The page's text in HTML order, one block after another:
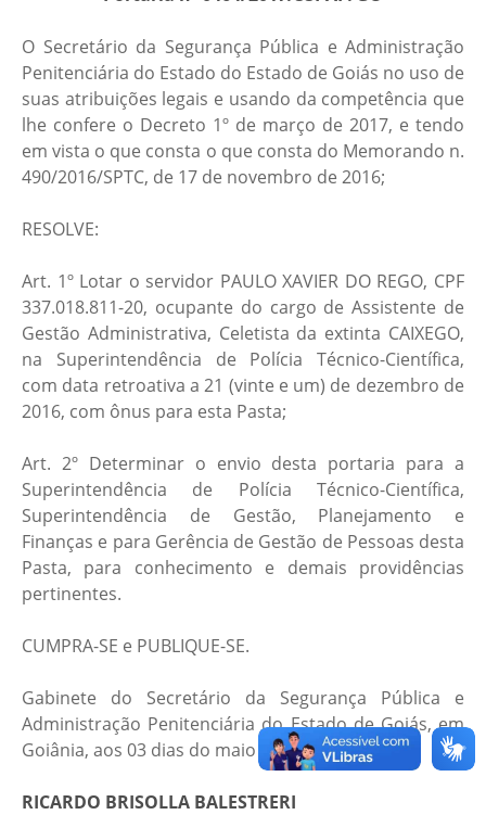
O Secretário da Segurança Pública e Administração
Penitenciária do Estado do Estado de Goiás no uso de
suas atribuições legais e usando da competência que
lhe confere o Decreto 1º de março de 2017, e tendo
em vista o que consta o que consta do Memorando n.
490/2016/SPTC, de 17 de novembro de 2016;
RESOLVE:
Art. 1º Lotar o servidor PAULO XAVIER DO REGO, CPF
337.018.811-20, ocupante do cargo de Assistente de
Gestão Administrativa, Celetista da extinta CAIXEGO,
na Superintendência de Polícia Técnico-Científica,
com data retroativa a 21 (vinte e um) de dezembro de
2016, com ônus para esta Pasta;
Art. 2º Determinar o envio desta portaria para a
Superintendência de Polícia Técnico-Científica,
Superintendência de Gestão, Planejamento e
Finanças e para Gerência de Gestão de Pessoas desta
Pasta, para conhecimento e demais providências
pertinentes.
CUMPRA-SE e PUBLIQUE-SE.
Gabinete do Secretário da Segurança Pública e
Administração Penitenciária do Estado de Goiás, em
Goiânia, aos 03 dias do maio de 2017.
RICARDO BRISOLLA BALESTRERI